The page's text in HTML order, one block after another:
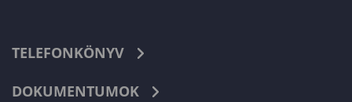
TELEFONKÖNYV
DOKUMENTUMOK